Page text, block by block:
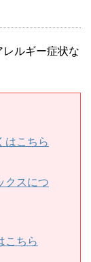
ルギー症状な
はこちら
クスにつ
こちら